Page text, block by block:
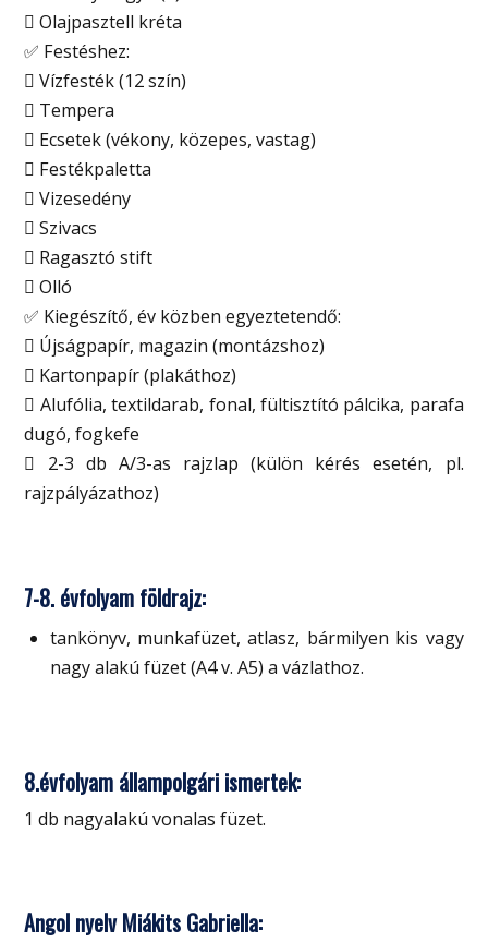
 Olajpasztell kréta
✅ Festéshez:
 Vízfesték (12 szín)
 Tempera
 Ecsetek (vékony, közepes, vastag)
 Festékpaletta
 Vizesedény
 Szivacs
 Ragasztó stift
 Olló
✅ Kiegészítő, év közben egyeztetendő:
 Újságpapír, magazin (montázshoz)
 Kartonpapír (plakáthoz)
 Alufólia, textildarab, fonal, fültisztító pálcika, parafa
dugó, fogkefe
 2-3 db A/3-as rajzlap (külön kérés esetén, pl.
rajzpályázathoz)
7-8. évfolyam földrajz:
tankönyv, munkafüzet, atlasz, bármilyen kis vagy
nagy alakú füzet (A4 v. A5) a vázlathoz.
8.évfolyam állampolgári ismertek:
1 db nagyalakú vonalas füzet.
Angol nyelv Miákits Gabriella: